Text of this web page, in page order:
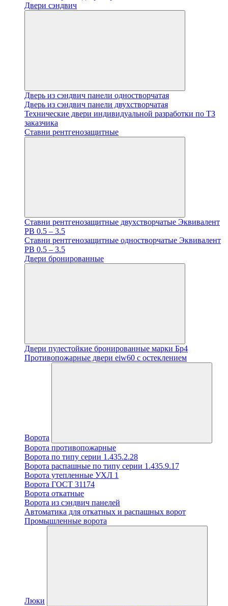
Двери сэндвич
Дверь из сэндвич панели одностворчатая
Дверь из сэндвич панели двухстворчатая
Технические двери индивидуальной разработки по ТЗ
заказчика
Ставни рентгенозащитные
Ставни рентгенозащитные двухстворчатые Эквивалент
PB 0.5 – 3.5
Ставни рентгенозащитные одностворчатые Эквивалент
PB 0.5 – 3.5
Двери бронированные
Двери пулестойкие бронированные марки Бр4
Противопожарные двери eiw60 с остеклением
Ворота
Ворота противопожарные
Ворота по типу серии 1.435.2.28
Ворота распашные по типу серии 1.435.9.17
Ворота утепленные УХЛ 1
Ворота ГОСТ 31174
Ворота откатные
Ворота из сэндвич панелей
Автоматика для откатных и распашных ворот
Промышленные ворота
Люки